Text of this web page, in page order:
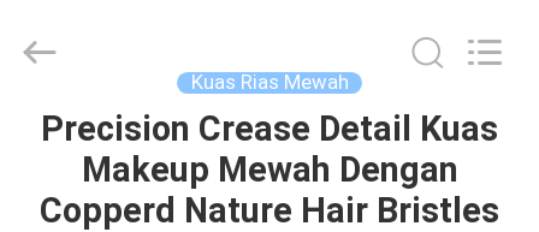
RUMAH
PRODUK
Reserved.
Kuas Rias Mewah
Precision Crease Detail Kuas
Makeup Mewah Dengan
Copperd Nature Hair Bristles